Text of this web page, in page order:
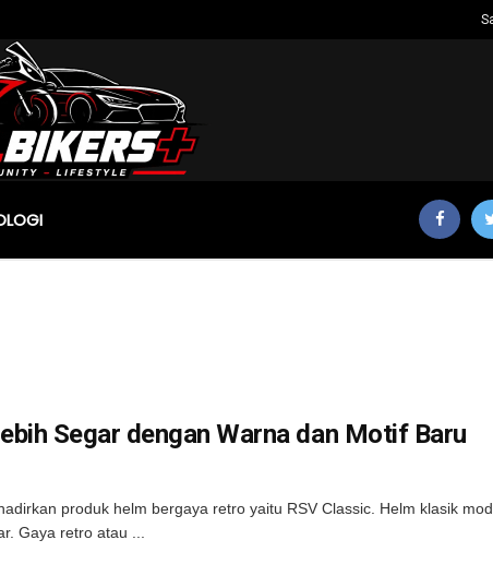
Segar dengan Warna dan Motif Baru
produk helm bergaya retro yaitu RSV Classic. Helm klasik
Gaya retro atau ...